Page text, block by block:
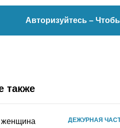
Авторизуйтесь –
также
ДЕЖУРНАЯ